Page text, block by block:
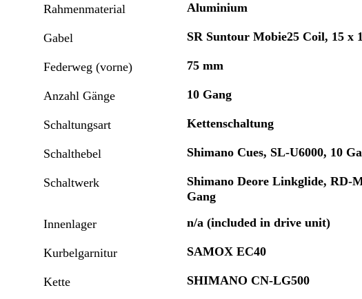
Rahmenmaterial Aluminium
Gabel SR Suntour Mobie25 Coil, 15 x
Federweg (vorne) 75 mm
Anzahl Gänge 10 Gang
Schaltungsart Kettenschaltung
Schalthebel Shimano Cues, SL-U6000, 10
Schaltwerk
Shimano Deore Linkglide, RD-
Gang
Innenlager
n/a (included in drive unit)
Kurbelgarnitur SAMOX EC40
Kette SHIMANO CN-LG500